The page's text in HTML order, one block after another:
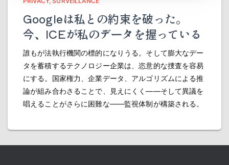
Googleは私との約束を破った。
今、ICEが私のデータを握っている
誰もが法執行機関の標的になりうる。そして膨大なデー
タを蓄積するテクノロジー企業は、恣意的な捜査を容易
にする。国家権力、企業データ、アルゴリズムによる推
論が組み合わさることで、見えにくく――そして異議を
唱えることがさらに困難な――監視体制が構築される。